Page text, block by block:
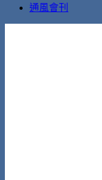
通風會刊